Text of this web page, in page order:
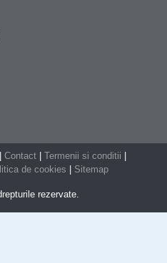
Contact Termenii si conditii
de cookies Sitemap
rezervate.